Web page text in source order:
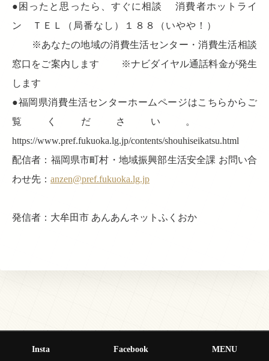
●困ったと思ったら、すぐに相談 消費者ホットライ
ン ＴＥＬ（局番なし）１８８（いやや！）
※あなたの地域の消費生活センター・消費生活相談
窓口をご案内します ※ナビダイヤル通話料金が発生
します
●福岡県消費生活センターホームページはこちらからご
覧ください。
https://www.pref.fukuoka.lg.jp/contents/shouhiseikatsu.html
配信者：福岡県市町村・地域振興部生活安全課 お問い合
わせ先： anzen@pref.fukuoka.lg.jp
発信者：大牟田市 あんあんネットふくおか
Insta Facebook MENU